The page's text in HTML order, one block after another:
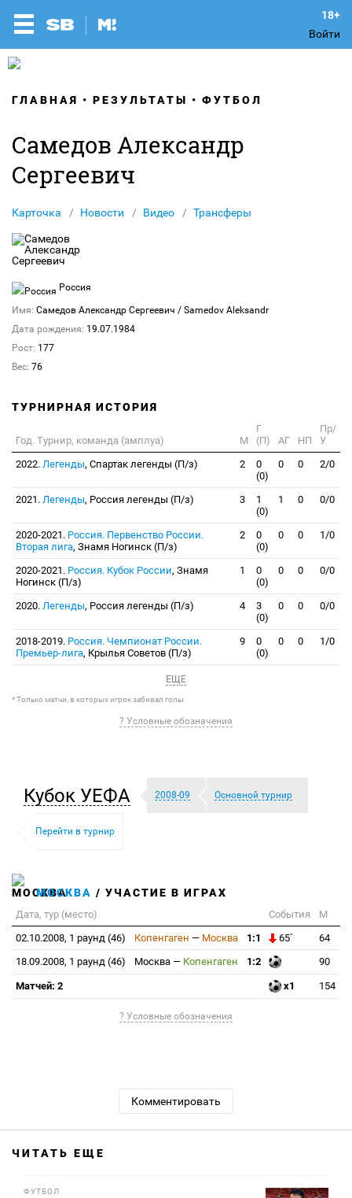
Войти
ГЛАВНАЯ РЕЗУЛЬТАТЫ ФУТБОЛ
Самедов Александр
Сергеевич
Карточка Новости Видео Трансферы
Россия
Имя: Самедов Александр Сергеевич / Samedov Aleksandr
Дата рождения: 19.07.1984
Рост: 177
Вес: 76
ТУРНИРНАЯ ИСТОРИЯ
Год. Турнир, команда (амплуа) М
Г
(П)
АГ НП
Пр/
У
2022. Легенды, Спартак легенды (П/з) 2
0
(0)
0 0 2/0
2021. Легенды, Россия легенды (П/з) 3
1
(0)
1 0 0/0
2020-2021. Россия. Первенство России.
Вторая лига, Знамя Ногинск (П/з)
2
0
(0)
0 0 1/0
2020-2021. Россия. Кубок России, Знамя
Ногинск (П/з)
1
0
(0)
0 0 0/0
2020. Легенды, Россия легенды (П/з) 4
3
(0)
0 0 0/0
2018-2019. Россия. Чемпионат России.
Премьер-лига, Крылья Советов (П/з)
9
0
(0)
0 0 1/0
ЕЩЕ
* Только матчи, в которых игрок забивал голы
? Условные обозначения
Кубок УЕФА 2008-09 Основной турнир
Перейти в турнир
МОСКВА / УЧАСТИЕ В ИГРАХ
Дата, тур (место) События
М
02.10.2008, 1 раунд (46)
Копенгаген — Москва 1:1 65`
64
18.09.2008, 1 раунд (46)
Москва — Копенгаген 1:2 90
Матчей: 2 x1 154
? Условные обозначения
Комментировать
ЧИТАТЬ ЕЩЕ
ФУТБОЛ